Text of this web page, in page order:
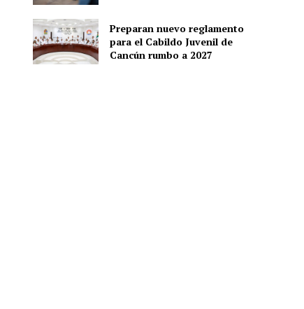
Preparan nuevo reglamento
para el Cabildo Juvenil de
Cancún rumbo a 2027